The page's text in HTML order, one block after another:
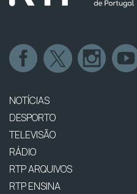
NOTÍCIAS
DESPORTO
TELEVISÃO
RÁDIO
RTP ARQUIVOS
RTP ENSINA